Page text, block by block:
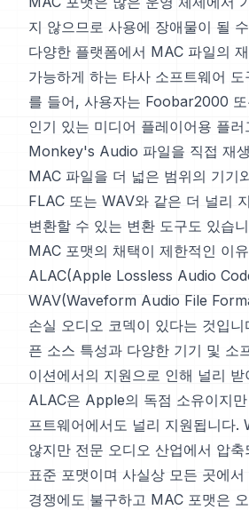
지 않으므로 사용에 장애물이 될
다양한 플랫폼에서 MAC 파일의
가능하게 하는 타사 소프트웨어 도
를 들어, 사용자는 Foobar2000
인기 있는 미디어 플레이어용 플
Monkey's Audio 파일을 직접 재
MAC 파일을 더 넓은 범위의 기기
FLAC 또는 WAV와 같은 더 널리
변환할 수 있는 변환 도구도 있습
MAC 포맷의 채택이 제한적인 이
ALAC(Apple Lossless Audio
WAV(Waveform Audio File
손실 오디오 코덱이 있다는 것입
픈 소스 특성과 다양한 기기 및 소
이션에서의 지원으로 인해 널리 받
ALAC은 Apple의 독점 소유이지
프트웨어에서도 널리 지원됩니다.
않지만 전문 오디오 산업에서 압
표준 포맷이며 사실상 모든 곳에서
경쟁에도 불구하고 MAC 포맷은